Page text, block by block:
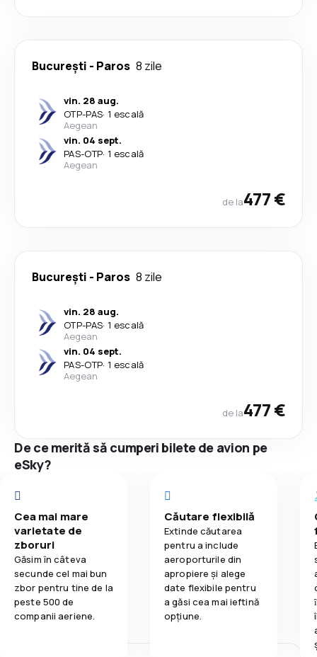
București - Paros 8 zile
vin. 28 aug.
OTP-PAS· 1 escală
Aegean
vin. 04 sept.
PAS-OTP· 1 escală
Aegean
de la477 €
București - Paros 8 zile
vin. 28 aug.
OTP-PAS· 1 escală
Aegean
vin. 04 sept.
PAS-OTP· 1 escală
Aegean
de la477 €
De ce merită să cumperi bilete de avion pe
eSky?
Cea mai mare
varietate de
zboruri
Găsim în câteva
secunde cel mai bun
zbor pentru tine de la
peste 500 de
companii aeriene.
Căutare flexibilă
Extinde căutarea
pentru a include
aeroporturile din
apropiere și alege
date flexibile pentru
a găsi cea mai ieftină
opțiune.